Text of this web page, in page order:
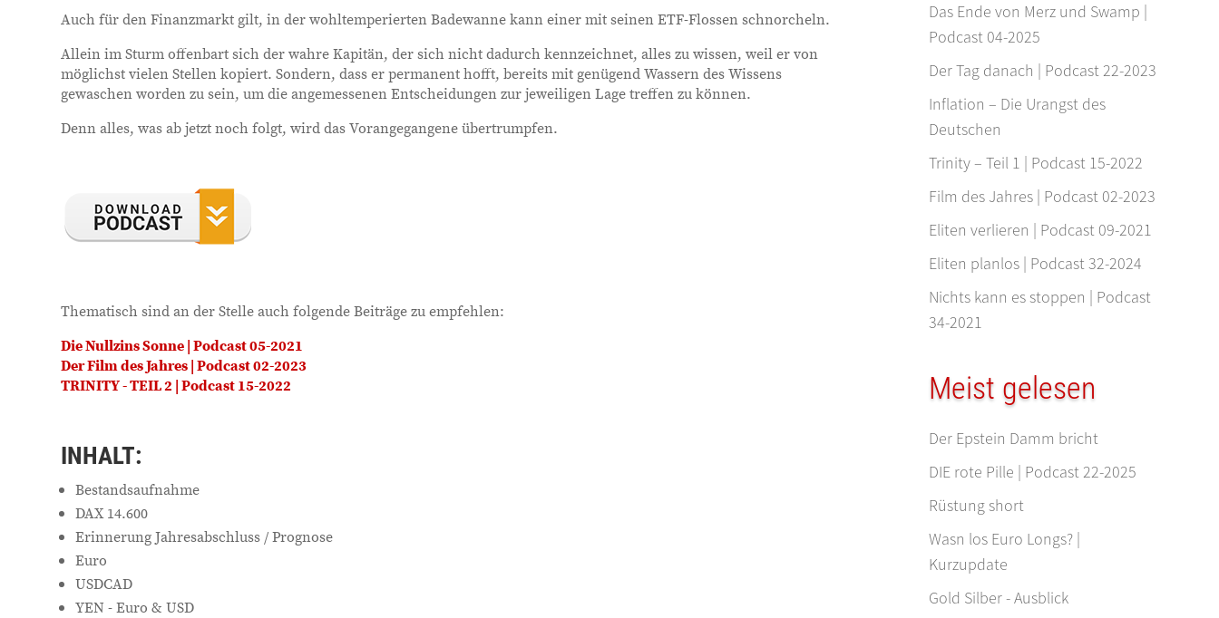
Auch für den Finanzmarkt gilt, in der wohltemperierten Badewanne kann einer mit seinen ETF-Flossen schnorcheln.
Allein im Sturm offenbart sich der wahre Kapitän, der sich nicht dadurch kennzeichnet, alles zu wissen, weil er von
möglichst vielen Stellen kopiert. Sondern, dass er permanent hofft, bereits mit genügend Wassern des Wissens
gewaschen worden zu sein, um die angemessenen Entscheidungen zur jeweiligen Lage treffen zu können.
Denn alles, was ab jetzt noch folgt, wird das Vorangegangene übertrumpfen.
Thematisch sind an der Stelle auch folgende Beiträge zu empfehlen:
Die Nullzins Sonne | Podcast 05-2021
Der Film des Jahres | Podcast 02-2023
TRINITY - TEIL 2 | Podcast 15-2022
INHALT:
Bestandsaufnahme
DAX 14.600
Erinnerung Jahresabschluss / Prognose
Euro
USDCAD
YEN - Euro & USD
Das Ende von Merz und Swamp |
Podcast 04-2025
Der Tag danach | Podcast 22-2023
Inflation – Die Urangst des
Deutschen
Trinity – Teil 1 | Podcast 15-2022
Film des Jahres | Podcast 02-2023
Eliten verlieren | Podcast 09-2021
Eliten planlos | Podcast 32-2024
Nichts kann es stoppen | Podcast
34-2021
Meist gelesen
Der Epstein Damm bricht
DIE rote Pille | Podcast 22-2025
Rüstung short
Wasn los Euro Longs? |
Kurzupdate
Gold Silber - Ausblick